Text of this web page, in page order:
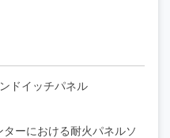
ドイッチパネル
ーにおける耐火パネルソ